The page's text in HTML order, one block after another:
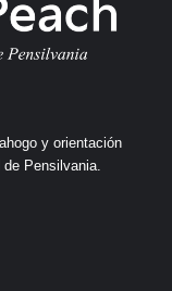
y orientación
Pensilvania.